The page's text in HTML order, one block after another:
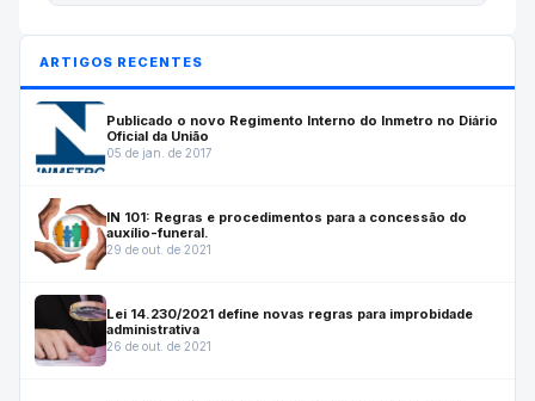
ARTIGOS RECENTES
Publicado o novo Regimento Interno do Inmetro no Diário
Oficial da União
05 de jan. de 2017
IN 101: Regras e procedimentos para a concessão do
auxílio-funeral.
29 de out. de 2021
Lei 14.230/2021 define novas regras para improbidade
administrativa
26 de out. de 2021